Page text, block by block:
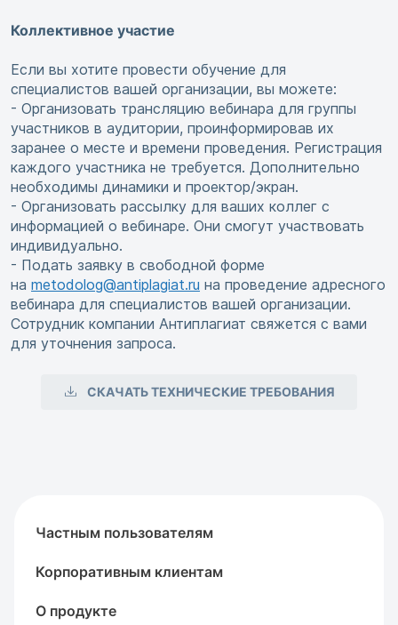
Коллективное участие
Если вы хотите провести обучение для
специалистов вашей организации, вы можете:
- Организовать трансляцию вебинара для группы
участников в аудитории, проинформировав их
заранее о месте и времени проведения. Регистрация
каждого участника не требуется. Дополнительно
необходимы динамики и проектор/экран.
- Организовать рассылку для ваших коллег с
информацией о вебинаре. Они смогут участвовать
индивидуально.
- Подать заявку в свободной форме
на metodolog@antiplagiat.ru на проведение адресного
вебинара для специалистов вашей организации.
Сотрудник компании Антиплагиат свяжется с вами
для уточнения запроса.
СКАЧАТЬ ТЕХНИЧЕСКИЕ ТРЕБОВАНИЯ
Частным пользователям
Корпоративным клиентам
О продукте